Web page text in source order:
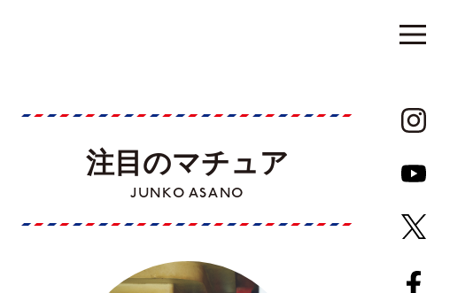
注目のマチュア
JUNKO ASANO